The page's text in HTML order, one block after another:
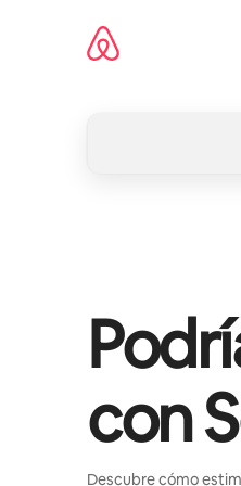
con
Descubre cómo